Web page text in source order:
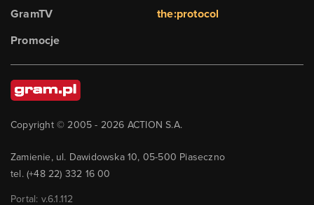
GramTV
Promocje
the:protocol
Copyright © 2005 - 2026 ACTION S.A.
Zamienie, ul. Dawidowska 10, 05-500 Piaseczno
tel. (+48 22) 332 16 00
Portal: v.6.1.112